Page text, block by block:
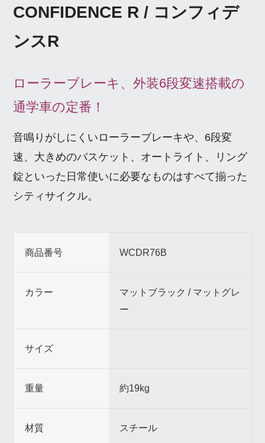
CONFIDENCE R / コンフィデ
ンスR
ローラーブレーキ、外装6段変速搭載の
通学車の定番！
音鳴りがしにくいローラーブレーキや、6段変
速、大きめのバスケット、オートライト、リング
錠といった日常使いに必要なものはすべて揃った
シティサイクル。
商品番号 WCDR76B
カラー
マットブラック / マットグレ
ー
サイズ
重量 約19kg
材質 スチール